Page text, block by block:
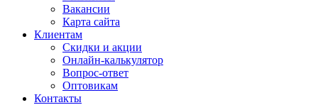
Вакансии
Карта сайта
Клиентам
Скидки и акции
Онлайн-калькулятор
Вопрос-ответ
Оптовикам
Контакты